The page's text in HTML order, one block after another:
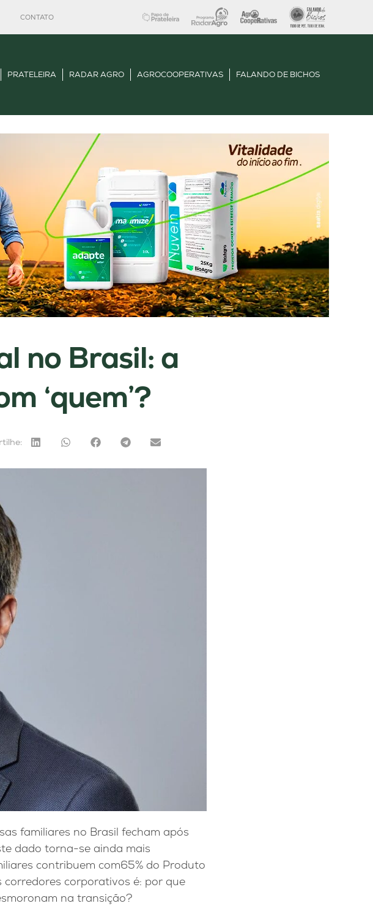
CONTATO
PRATELEIRA RADAR AGRO AGROCOOPERATIVAS FALANDO DE BICHOS
no Brasil: a
‘quem’?
familiares no Brasil fecham após
dado torna-se ainda mais
contribuem com65% do Produto
corporativos é: por que
na transição?